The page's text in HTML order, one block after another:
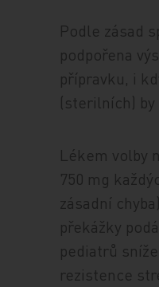
Podle zásad
podpořena
přípravku, i
(sterilních) by
Lékem volby
750 mg
zásadní
překážky
pediatrů
rezistence